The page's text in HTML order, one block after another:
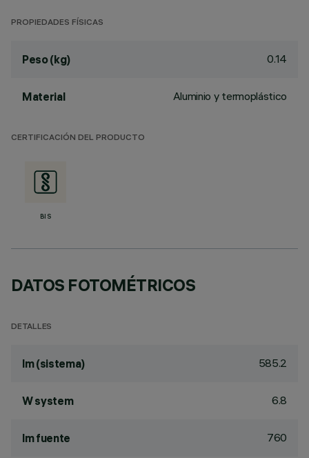
PROPIEDADES FÍSICAS
Peso (kg) 0.14
Material Aluminio y termoplástico
CERTIFICACIÓN DEL PRODUCTO
BIS
DATOS FOTOMÉTRICOS
DETALLES
lm (sistema) 585.2
W system 6.8
lm fuente 760